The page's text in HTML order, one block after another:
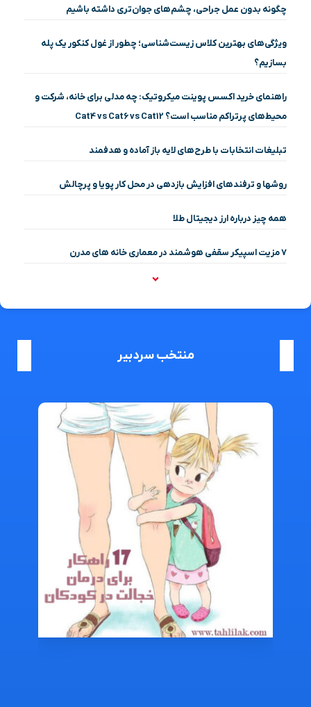
چگونه بدون عمل جراحی، چشم‌های جوان‌تری داشته باشیم
ویژگی‌های بهترین کلاس زیست‌شناسی؛ چطور از غول کنکور یک پله
بسازیم؟
راهنمای خرید اکسس پوینت میکروتیک: چه مدلی برای خانه، شرکت و
محیط‌های پرتراکم مناسب است؟ Cat4 vs Cat6 vs Cat12
تبلیغات انتخابات با طرح‌های لایه باز آماده و هدفمند
روشها و ترفندهای افزایش بازدهی در محل کار پویا و پرچالش
همه چیز درباره ارز دیجیتال طلا
۷ مزیت اسپیکر سقفی هوشمند در معماری خانه‌ های مدرن
منتخب سردبیر